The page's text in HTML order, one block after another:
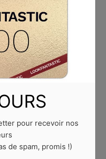
pour recevoir nos
de spam, promis !)